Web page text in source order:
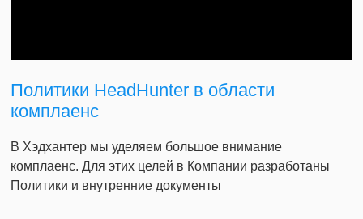
Политики HeadHunter в области
комплаенс
В Хэдхантер мы уделяем большое внимание
комплаенс. Для этих целей в Компании разработаны
Политики и внутренние документы